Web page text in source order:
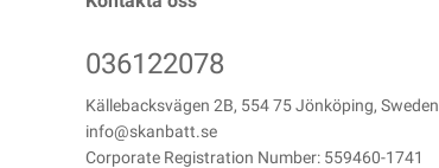
036122078
Källebacksvägen 2B, 554 75 Jönköping, Sweden
info@skanbatt.se
Corporate Registration Number: 559460-1741